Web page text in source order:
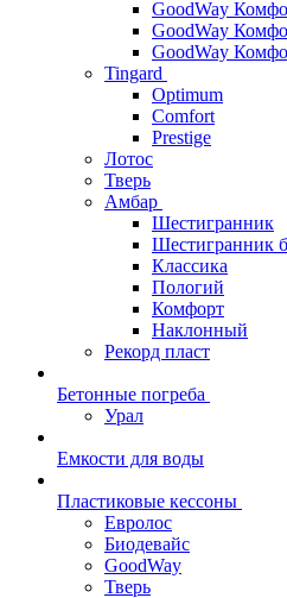
GoodWay
GoodWay
GoodWay
Tingard
Optimum
Comfort
Prestige
Лотос
Тверь
Амбар
Шестигранник
Шестигранник
Классика
Пологий
Комфорт
Наклонный
Рекорд пласт
Бетонные погреба
Урал
Емкости для воды
Пластиковые кессоны
Евролос
Биодевайс
GoodWay
Тверь